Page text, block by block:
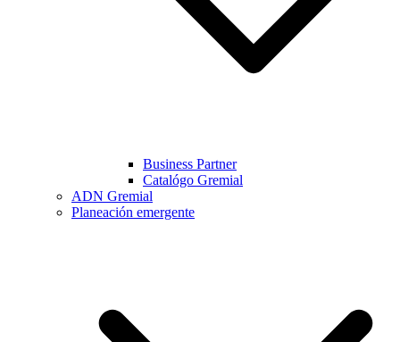
Business Partner
Catalógo Gremial
ADN Gremial
Planeación emergente